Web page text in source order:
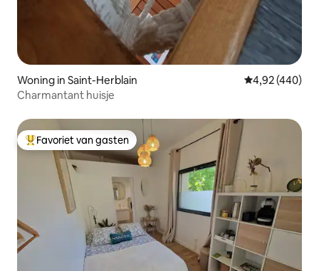
Woning in Saint-Herblain Gemiddelde
4,92 (440)
Charmantant huisje
Topfavoriet van gasten
Favoriet van gasten